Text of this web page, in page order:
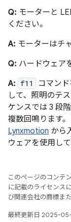
Q: モーターと
ください。
A: モーターはチ
Q: ハードウェア
A: f11
コマン
して、照明のテ
ケンスでは 3 段
複数回鳴ります
Lynxmotion から
ウェアを使用して
このページのコンテ
に記載のライセンス
び関連会社の商標ま
最終更新日 2025-05-